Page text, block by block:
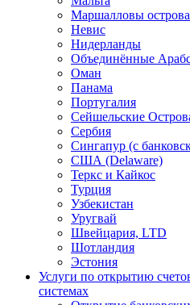
Маршалловы острова
Нeвис
Нидерланды
Объединённые
Оман
Панама
Португалия
Сейшельские
Сербия
Сингапур (c
США (Delaware)
Теркс и Кайкос
Турция
Узбекистан
Уругвай
Швейцария, LTD
Шотландия
Эстония
Услуги по открытию
системах